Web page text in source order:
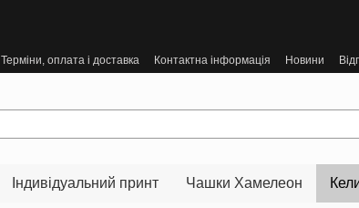
Терміни, оплата і доставка Контактна інформація Новини
Індивідуальний принт Чашки Хамелеон